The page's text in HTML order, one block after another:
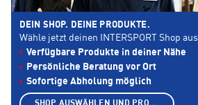
DEIN SHOP. DEINE PRODUKTE.
Wähle jetzt deinen INTERSPORT Shop
Verfügbare Produkte in deiner Nähe
Persönliche Beratung vor Ort
Sofortige Abholung möglich